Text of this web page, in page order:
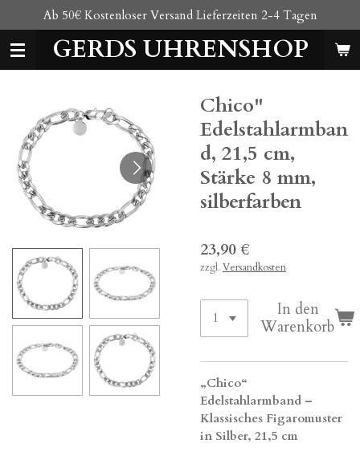
Hauptinhalt
springenGERDS UHRENSHOP
Ab 50€ Kostenloser Versand Lieferzeiten 2-4 Tagen
Chico"
Edelstahlarmban
d, 21,5 cm,
Stärke 8 mm,
silberfarben
23,90 €
zzgl. Versandkosten
In den
Warenkorb
„Chico“
Edelstahlarmband –
Klassisches Figaromuster
in Silber, 21,5 cm